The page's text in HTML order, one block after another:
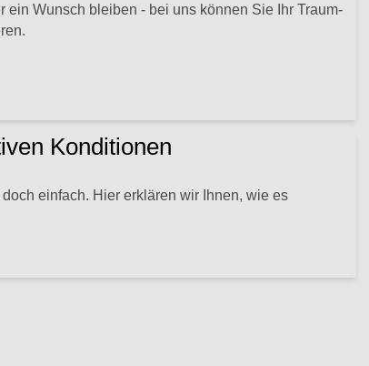
ein Wunsch bleiben - bei uns können Sie Ihr Traum-
Konditionen
einfach. Hier erklären wir Ihnen, wie es